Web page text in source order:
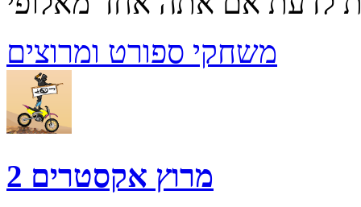
משחקי ספורט ומרוצים
מרוץ אקסטרים 2